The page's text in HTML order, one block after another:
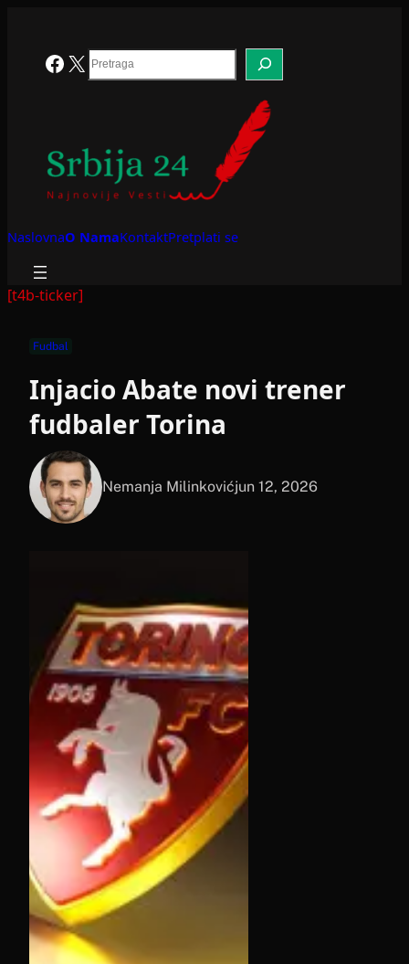
Facebook
X Search
NaslovnaO NamaKontaktPretplati se
[t4b-ticker]
Fudbal
Injacio Abate novi trener
fudbaler Torina
Nemanja Milinkovićjun 12, 2026